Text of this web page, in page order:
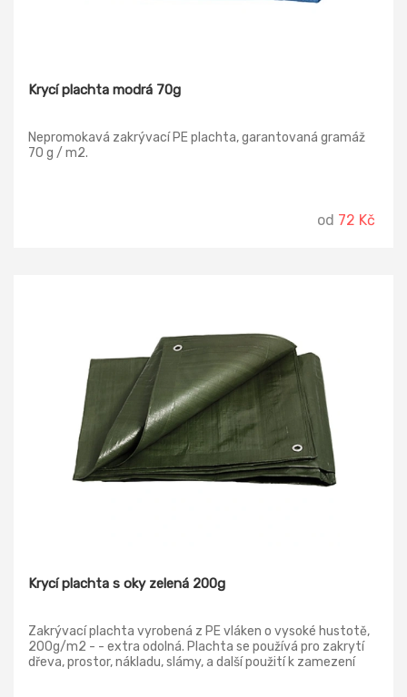
Krycí plachta modrá 70g
Nepromokavá zakrývací PE plachta, garantovaná gramáž
70 g / m2.
od 72 Kč
Krycí plachta s oky zelená 200g
Zakrývací plachta vyrobená z PE vláken o vysoké hustotě,
200g/m2 - - extra odolná. Plachta se používá pro zakrytí
dřeva, prostor, nákladu, slámy, a další použití k zamezení